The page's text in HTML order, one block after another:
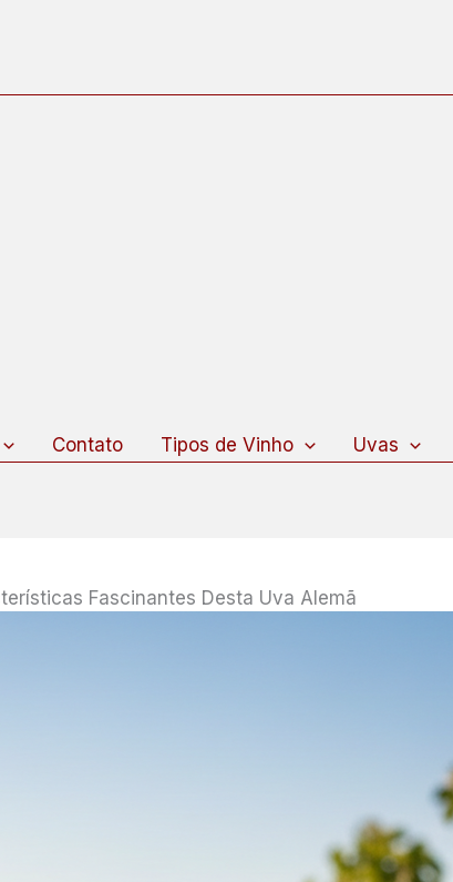
Contato Tipos de Vinho Uvas
Fascinantes Desta Uva Alemã